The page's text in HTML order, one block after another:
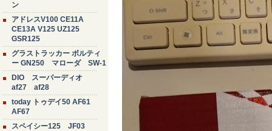
ン
アドレスV100 CE11A
CE13A V125 UZ125
GSR125
グラストラッカー ボルティ
ー GN250 マローダ SW-1
DIO スーパーディオ
af27 af28
today トゥデイ50 AF61
AF67
スペイシー125 JF03